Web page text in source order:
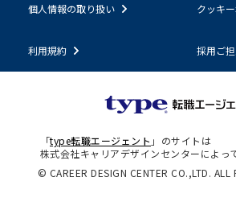
個人情報の取り扱い クッキ
利用規約 採用ご
「type転職エージェント 」のサイトは
株式会社キャリアデザインセンターによっ
© CAREER DESIGN CENTER CO.,LTD. ALL